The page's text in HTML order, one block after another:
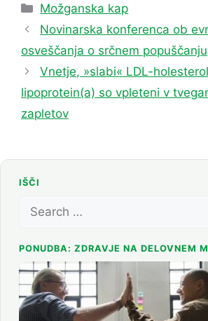
Categories
Možganska kap
Novinarska konferenca ob
osveščanja o srčnem popuščanju
Vnetje, »slabi« LDL-
lipoprotein(a) so vpleteni v
zapletov
IŠČI
for:
PONUDBA: ZDRAVJE NA DELOVNEM